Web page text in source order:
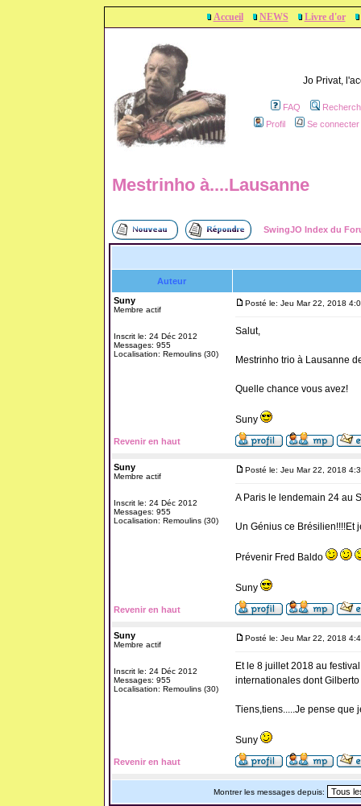
Accueil NEWS Livre d'or
Jo Privat,
FAQ
Profil
Se
Mestrinho à....Lausanne
SwingJO Index du
Auteur
Suny
Membre actif
Inscrit le: 24 Déc 2012
Messages: 955
Localisation: Remoulins (30)
Posté le: Jeu Mar 22, 2018
Salut,
Mestrinho trio à Lausanne
Quelle chance vous avez!
Suny
Revenir en haut
Suny
Membre actif
Inscrit le: 24 Déc 2012
Messages: 955
Localisation: Remoulins (30)
Posté le: Jeu Mar 22, 2018
A Paris le lendemain 24 au
Un Génius ce Brésilien!!!!Et
Prévenir Fred Baldo
Suny
Revenir en haut
Suny
Membre actif
Inscrit le: 24 Déc 2012
Messages: 955
Localisation: Remoulins (30)
Posté le: Jeu Mar 22, 2018
Et le 8 juillet 2018 au
internationales dont Gilberto
Tiens,tiens.....Je pense que
Suny
Revenir en haut
Montrer les messages depuis: